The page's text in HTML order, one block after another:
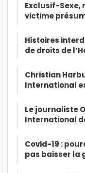
Exclusif-Sexe,
victime
Histoires
de droits de
Christian
International
Le journaliste
International
Covid-19 :
pas baisser la